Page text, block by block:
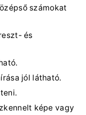
számokat
és
jól látható.
képe vagy